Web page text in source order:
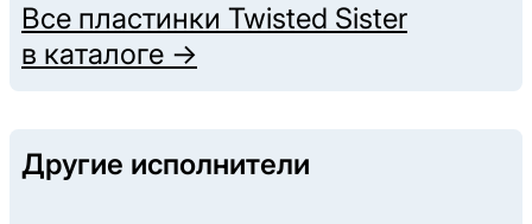
Все пластинки Twisted Sister
в каталоге →
Другие исполнители